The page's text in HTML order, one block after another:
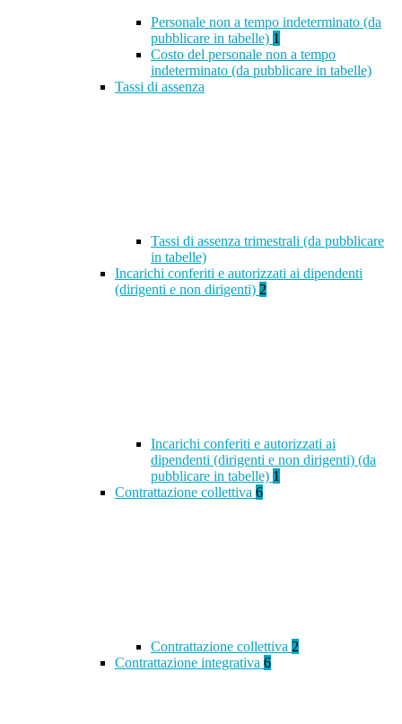
Personale non a tempo indeterminato (da
pubblicare in tabelle) 1
Costo del personale non a tempo
indeterminato (da pubblicare in tabelle)
Tassi di assenza
Tassi di assenza trimestrali (da pubblicare
in tabelle)
Incarichi conferiti e autorizzati ai dipendenti
(dirigenti e non dirigenti) 2
Incarichi conferiti e autorizzati ai
dipendenti (dirigenti e non dirigenti) (da
pubblicare in tabelle) 1
Contrattazione collettiva 6
Contrattazione collettiva 2
Contrattazione integrativa 6